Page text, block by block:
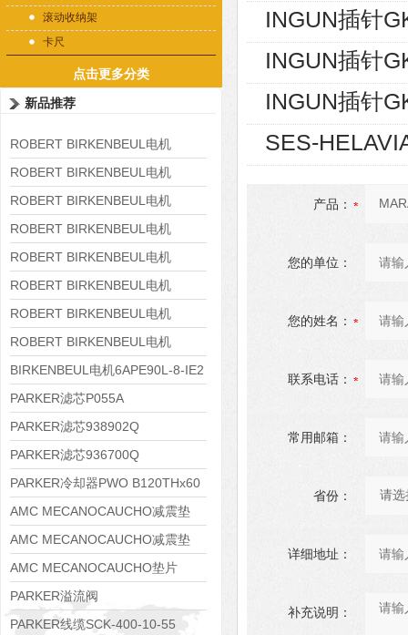
滚动收纳架
卡尺
点击更多分类
新品推荐
ROBERT BIRKENBEUL电机
8APE225M-4-IE3
ROBERT BIRKENBEUL电机
8APE180L-4 IE3
ROBERT BIRKENBEUL电机
8APE160M-6 IE3
ROBERT BIRKENBEUL电机
8APE160L-4-IE3
ROBERT BIRKENBEUL电机
8APE112M-6K-IE3
ROBERT BIRKENBEUL电机
8APE100L-2 IE3
ROBERT BIRKENBEUL电机
8APE90S-4 IE3
ROBERT BIRKENBEUL电机
8APE80M-2K-IE3
BIRKENBEUL电机6APE90L-8-IE2
PARKER滤芯P055A
PARKER滤芯938902Q
PARKER滤芯936700Q
PARKER冷却器PWO B120THx60
AMC MECANOCAUCHO减震垫
138552
AMC MECANOCAUCHO减震垫
138551
AMC MECANOCAUCHO垫片
608074
PARKER溢流阀
RE06M35W2N1KWXG087
PARKER线缆SCK-400-10-55
INGUN插针
INGUN插针
INGUN插针
SES-
产品：
您的单位：
您的姓名：
联系电话：
常用邮箱：
省份：
详细地址：
补充说明：